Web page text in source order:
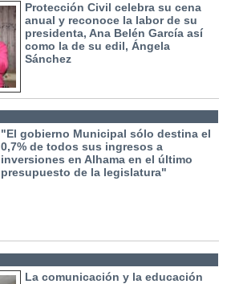
Protección Civil celebra su cena
anual y reconoce la labor de su
presidenta, Ana Belén García así
como la de su edil, Ángela
Sánchez
"El gobierno Municipal sólo destina el
0,7% de todos sus ingresos a
inversiones en Alhama en el último
presupuesto de la legislatura"
La comunicación y la educación